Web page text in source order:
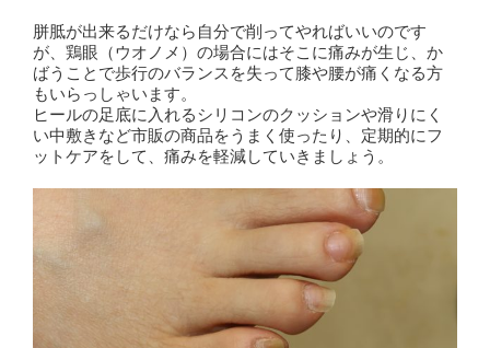
胼胝が出来るだけなら自分で削ってやればいいのです
が、鶏眼（ウオノメ）の場合にはそこに痛みが生じ、か
ばうことで歩行のバランスを失って膝や腰が痛くなる方
もいらっしゃいます。
ヒールの足底に入れるシリコンのクッションや滑りにく
い中敷きなど市販の商品をうまく使ったり、定期的にフ
ットケアをして、痛みを軽減していきましょう。